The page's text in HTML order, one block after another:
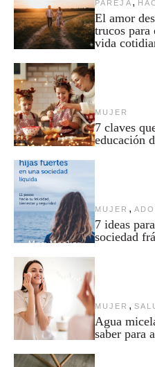
PAREJA
El amor
trucos
vida
MUJER
7 claves
educación
MUJER ,
7 ideas
sociedad
MUJER ,
Agua
saber para